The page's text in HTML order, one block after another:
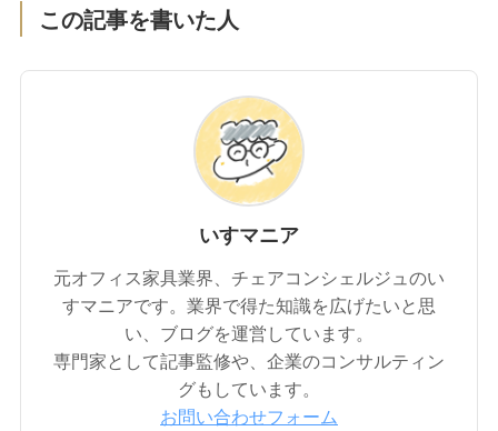
この記事を書いた人
いすマニア
元オフィス家具業界、チェアコンシェルジュのい
すマニアです。業界で得た知識を広げたいと思
い、ブログを運営しています。
専門家として記事監修や、企業のコンサルティン
グもしています。
お問い合わせフォーム